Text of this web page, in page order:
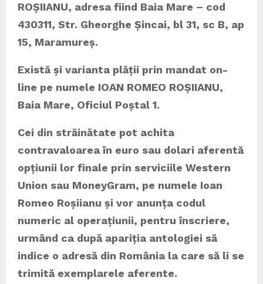
ROȘIIANU, adresa fiind Baia Mare – cod
430311, Str. Gheorghe Șincai, bl 31, sc B, ap
15, Maramureș.
Există și varianta plății prin mandat on-
line pe numele IOAN ROMEO ROȘIIANU,
Baia Mare, Oficiul Poștal 1.
Cei din străinătate pot achita
contravaloarea în euro sau dolari aferentă
opțiunii lor finale prin serviciile Western
Union sau MoneyGram, pe numele Ioan
Romeo Roșiianu și vor anunța codul
numeric al operațiunii, pentru înscriere,
urmând ca după apariția antologiei să
indice o adresă din România la care să li se
trimită exemplarele aferente.